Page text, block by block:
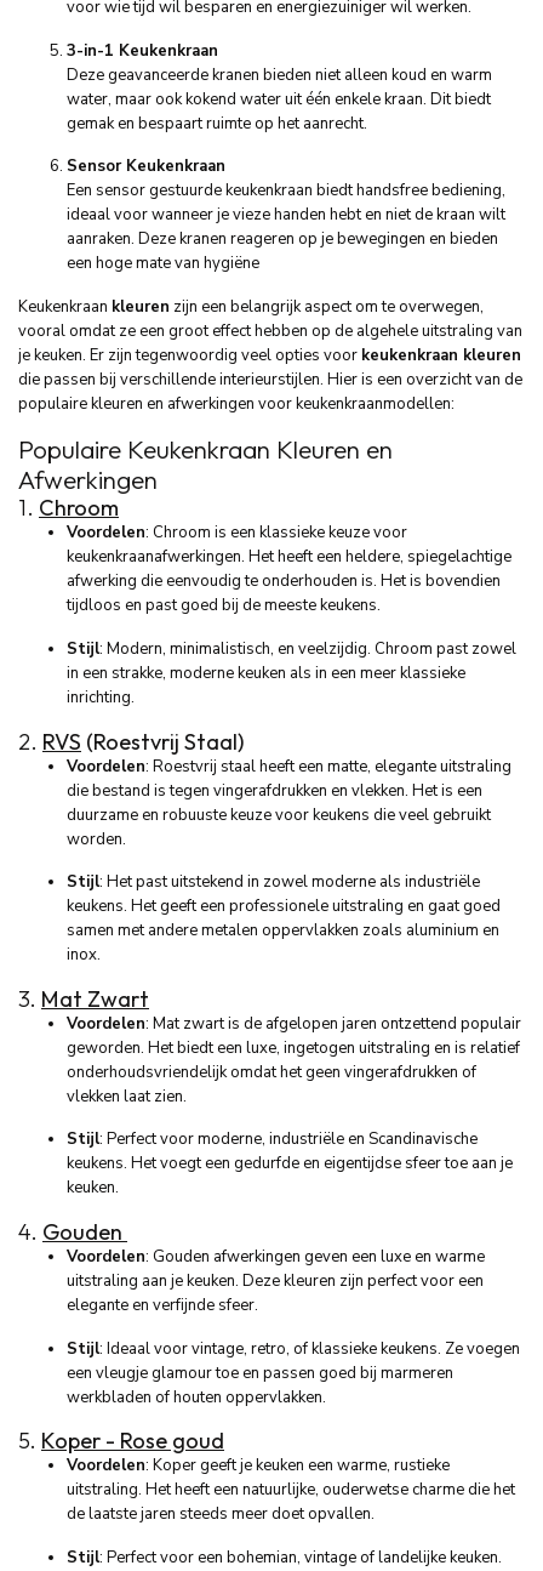
voor wie tijd wil besparen en energiezuiniger wil werken.
3-in-1 Keukenkraan
Deze geavanceerde kranen bieden niet alleen koud en warm
water, maar ook kokend water uit één enkele kraan. Dit biedt
gemak en bespaart ruimte op het aanrecht.
Sensor Keukenkraan
Een sensor gestuurde keukenkraan biedt handsfree bediening,
ideaal voor wanneer je vieze handen hebt en niet de kraan wilt
aanraken. Deze kranen reageren op je bewegingen en bieden
een hoge mate van hygiëne
Keukenkraan kleuren zijn een belangrijk aspect om te overwegen,
vooral omdat ze een groot effect hebben op de algehele uitstraling van
je keuken. Er zijn tegenwoordig veel opties voor keukenkraan kleuren
die passen bij verschillende interieurstijlen. Hier is een overzicht van de
populaire kleuren en afwerkingen voor keukenkraanmodellen:
Populaire Keukenkraan Kleuren en
Afwerkingen
1. Chroom
Voordelen: Chroom is een klassieke keuze voor
keukenkraanafwerkingen. Het heeft een heldere, spiegelachtige
afwerking die eenvoudig te onderhouden is. Het is bovendien
tijdloos en past goed bij de meeste keukens.
Stijl: Modern, minimalistisch, en veelzijdig. Chroom past zowel
in een strakke, moderne keuken als in een meer klassieke
inrichting.
2. RVS (Roestvrij Staal)
Voordelen: Roestvrij staal heeft een matte, elegante uitstraling
die bestand is tegen vingerafdrukken en vlekken. Het is een
duurzame en robuuste keuze voor keukens die veel gebruikt
worden.
Stijl: Het past uitstekend in zowel moderne als industriële
keukens. Het geeft een professionele uitstraling en gaat goed
samen met andere metalen oppervlakken zoals aluminium en
inox.
3. Mat Zwart
Voordelen: Mat zwart is de afgelopen jaren ontzettend populair
geworden. Het biedt een luxe, ingetogen uitstraling en is relatief
onderhoudsvriendelijk omdat het geen vingerafdrukken of
vlekken laat zien.
Stijl: Perfect voor moderne, industriële en Scandinavische
keukens. Het voegt een gedurfde en eigentijdse sfeer toe aan je
keuken.
4. Gouden
Voordelen: Gouden afwerkingen geven een luxe en warme
uitstraling aan je keuken. Deze kleuren zijn perfect voor een
elegante en verfijnde sfeer.
Stijl: Ideaal voor vintage, retro, of klassieke keukens. Ze voegen
een vleugje glamour toe en passen goed bij marmeren
werkbladen of houten oppervlakken.
5. Koper - Rose goud
Voordelen: Koper geeft je keuken een warme, rustieke
uitstraling. Het heeft een natuurlijke, ouderwetse charme die het
de laatste jaren steeds meer doet opvallen.
Stijl: Perfect voor een bohemian, vintage of landelijke keuken.